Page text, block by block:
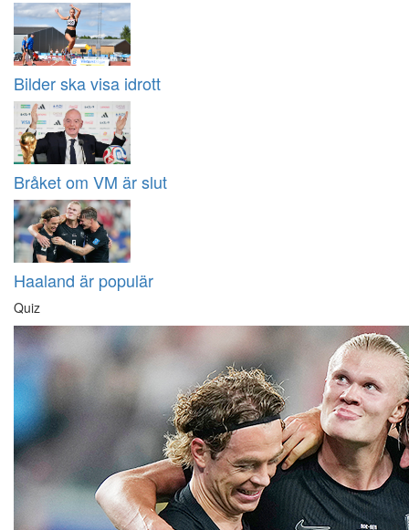
Bilder ska visa idrott
Bråket om VM är slut
Haaland är populär
Quiz